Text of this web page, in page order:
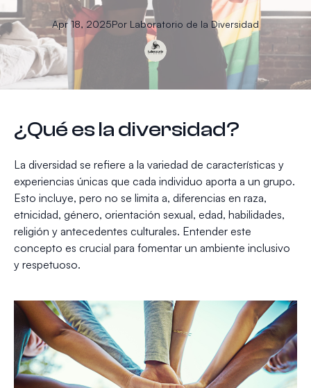
Apr 18, 2025Por Laboratorio de la Diversidad
¿Qué es la diversidad?
La diversidad se refiere a la variedad de características y
experiencias únicas que cada individuo aporta a un grupo.
Esto incluye, pero no se limita a, diferencias en raza,
etnicidad, género, orientación sexual, edad, habilidades,
religión y antecedentes culturales. Entender este
concepto es crucial para fomentar un ambiente inclusivo
y respetuoso.